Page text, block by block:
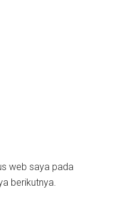
web saya pada
berikutnya.